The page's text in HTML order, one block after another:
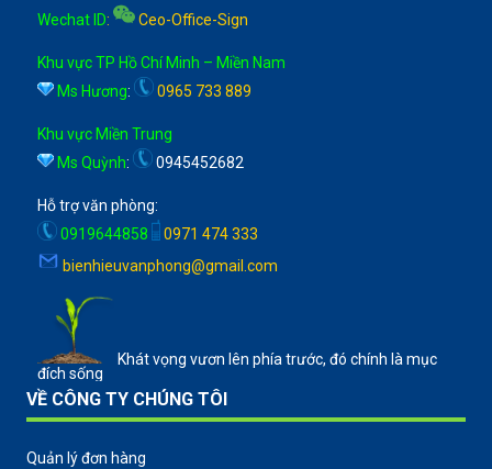
Wechat ID: Ceo-Office-Sign
Khu vực TP Hồ Chí Minh – Miền Nam
Ms Hương: 0965 733 889
Khu vực Miền Trung
Ms Quỳnh: 0945452682
Hỗ trợ văn phòng:
0919644858
0971 474 333
bienhieuvanphong@gmail.com
Khát vọng vươn lên phía trước, đó chính là mục
đích sống
VỀ CÔNG TY CHÚNG TÔI
Quản lý đơn hàng